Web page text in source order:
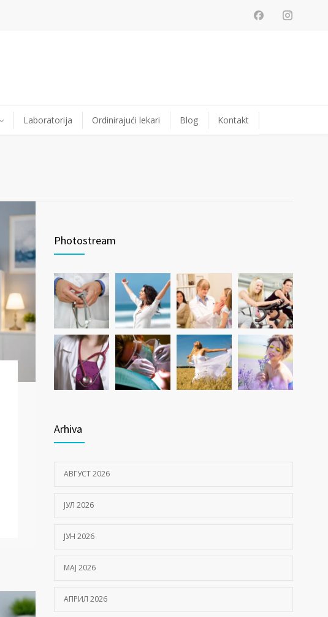
Laboratorija Ordinirajući lekari Blog Kontakt
Photostream
Arhiva
АВГУСТ 2026
ЈУЛ 2026
ЈУН 2026
МАЈ 2026
АПРИЛ 2026